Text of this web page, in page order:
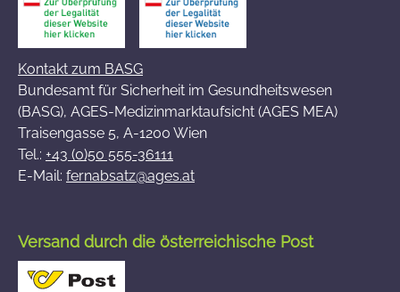
Kontakt zum BASG
Bundesamt für Sicherheit im Gesundheitswesen
(BASG), AGES-Medizinmarktaufsicht (AGES MEA)
Traisengasse 5, A-1200 Wien
Tel.: +43 (0)50 555-36111
E-Mail: fernabsatz@ages.at
Versand durch die österreichische Post